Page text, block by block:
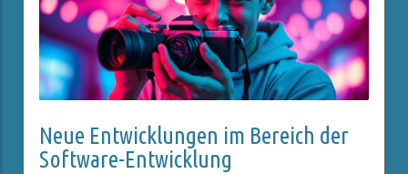
Neue Entwicklungen im Bereich der
Software-Entwicklung